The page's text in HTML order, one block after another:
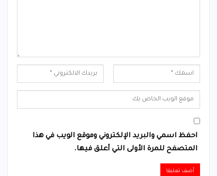
احفظ اسمي والبريد الإلكتروني وموقع الويب في هذا
المتصفح للمرة الأولى التي أعلق فيها.